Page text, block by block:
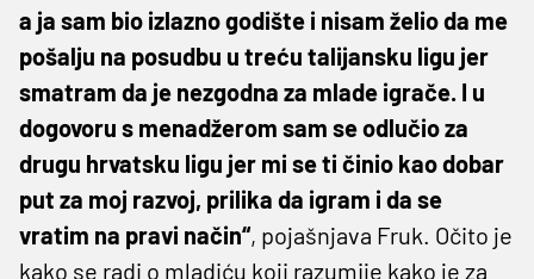
a ja sam bio izlazno godište i nisam želio da me
pošalju na posudbu u treću talijansku ligu jer
smatram da je nezgodna za mlade igrače. I u
dogovoru s menadžerom sam se odlučio za
drugu hrvatsku ligu jer mi se ti činio kao dobar
put za moj razvoj, prilika da igram i da se
vratim na pravi način“, pojašnjava Fruk. Očito je
kako se radi o mladiću koji razumije kako je za